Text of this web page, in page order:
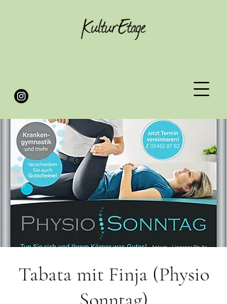
Tabata mit Finja (Physio